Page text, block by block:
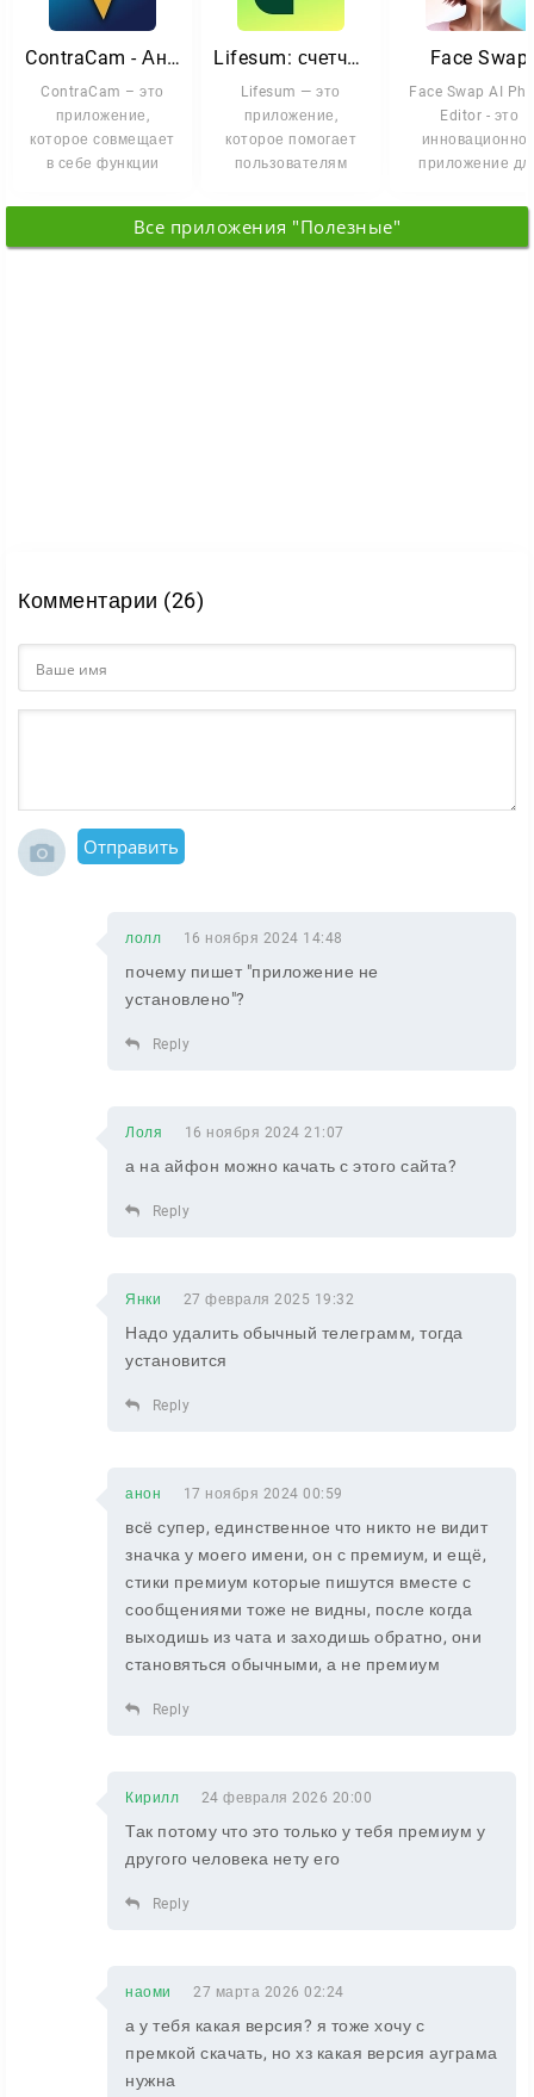
ContraCam - Антирадар
ContraCam – это
приложение,
которое совмещает
в себе функции
спидометра и
Lifesum: счетчик калорий
Lifesum — это
приложение,
которое помогает
пользователям
полезные привычки
и следить
Face Swap
Face Swap AI
Editor - это
приложение
которое
Все приложения "Полезные"
Комментарии (26)
Отправить
лолл 16 ноября 2024 14:48
почему пишет "приложение не
установлено"?
Reply
Лоля 16 ноября 2024 21:07
а на айфон можно качать с этого сайта?
Reply
Янки 27 февраля 2025 19:32
Надо удалить обычный телеграмм, тогда
установится
Reply
анон 17 ноября 2024 00:59
всё супер, единственное что никто не видит
значка у моего имени, он с премиум, и ещё,
стики премиум которые пишутся вместе с
сообщениями тоже не видны, после когда
выходишь из чата и заходишь обратно, они
становяться обычными, а не премиум
Reply
Кирилл 24 февраля 2026 20:00
Так потому что это только у тебя премиум у
другого человека нету его
Reply
наоми 27 марта 2026 02:24
а у тебя какая версия? я тоже хочу с
премкой скачать, но хз какая версия ауграма
нужна